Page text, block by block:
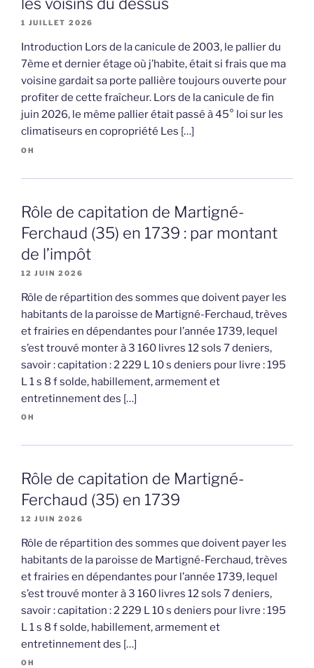
les voisins du dessus
1 JUILLET 2026
Introduction Lors de la canicule de 2003, le pallier du
7ème et dernier étage où j’habite, était si frais que ma
voisine gardait sa porte pallière toujours ouverte pour
profiter de cette fraîcheur. Lors de la canicule de fin
juin 2026, le même pallier était passé à 45° loi sur les
climatiseurs en copropriété Les […]
OH
Rôle de capitation de Martigné-
Ferchaud (35) en 1739 : par montant
de l’impôt
12 JUIN 2026
Rôle de répartition des sommes que doivent payer les
habitants de la paroisse de Martigné-Ferchaud, trèves
et frairies en dépendantes pour l’année 1739, lequel
s’est trouvé monter à 3 160 livres 12 sols 7 deniers,
savoir : capitation : 2 229 L 10 s deniers pour livre : 195
L 1 s 8 f solde, habillement, armement et
entretinnement des […]
OH
Rôle de capitation de Martigné-
Ferchaud (35) en 1739
12 JUIN 2026
Rôle de répartition des sommes que doivent payer les
habitants de la paroisse de Martigné-Ferchaud, trèves
et frairies en dépendantes pour l’année 1739, lequel
s’est trouvé monter à 3 160 livres 12 sols 7 deniers,
savoir : capitation : 2 229 L 10 s deniers pour livre : 195
L 1 s 8 f solde, habillement, armement et
entretinnement des […]
OH